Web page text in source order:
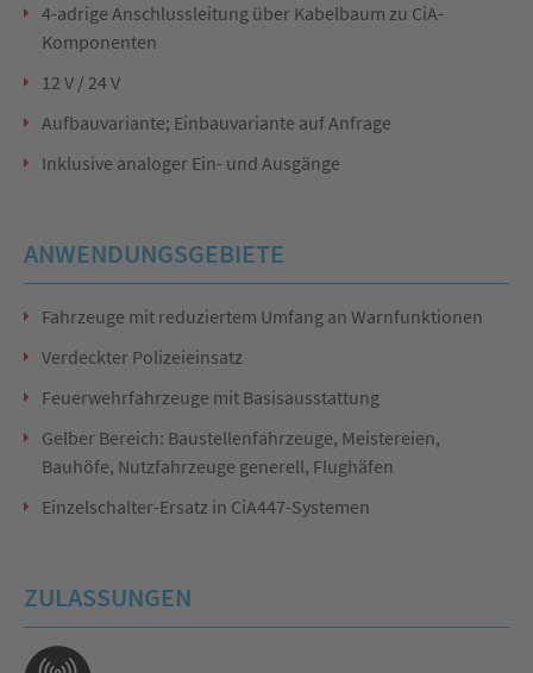
4-adrige Anschlussleitung über Kabelbaum zu CiA-
Komponenten
12 V / 24 V
Aufbauvariante; Einbauvariante auf Anfrage
Inklusive analoger Ein- und Ausgänge
ANWENDUNGSGEBIETE
Fahrzeuge mit reduziertem Umfang an Warnfunktionen
Verdeckter Polizeieinsatz
Feuerwehrfahrzeuge mit Basisausstattung
Gelber Bereich: Baustellenfahrzeuge, Meistereien,
Bauhöfe, Nutzfahrzeuge generell, Flughäfen
Einzelschalter-Ersatz in CiA447-Systemen
ZULASSUNGEN